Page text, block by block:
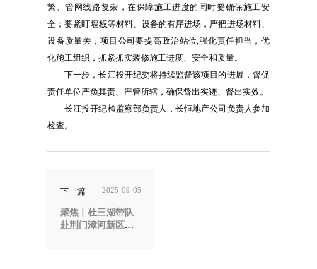
繁、管网线路复杂，在保障施工进度的同时要确保施工安
全；要紧盯墙板等材料、设备的有序进场，严把进场材料、
设备质量关；项目公司要提高政治站位,强化责任担当，优
化施工组织，抓紧抓实装修施工进度、安全和质量。
下一步，长江投开纪委将持续监督该项目的进展，督促
责任单位严负其责、严管所辖，确保督出实迹、督出实效。
长江投开纪检监察部负责人，长恒地产公司负责人参加
检查。
下一篇 2025-09-05
聚焦丨杜三湖带队
赴荆门漳河新区管